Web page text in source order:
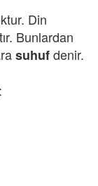
Din
Bunlardan
suhufdenir.